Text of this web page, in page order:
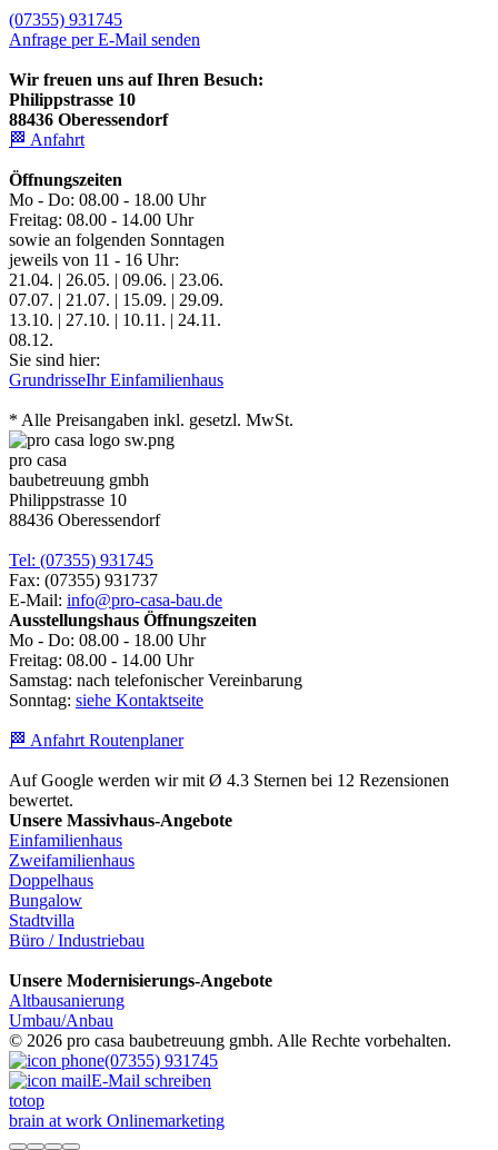
(07355) 931745
Anfrage per E-Mail senden
Wir freuen uns auf Ihren Besuch:
Philippstrasse 10
88436 Oberessendorf
🏁 Anfahrt
Öffnungszeiten
Mo - Do: 08.00 - 18.00 Uhr
Freitag: 08.00 - 14.00 Uhr
sowie an folgenden Sonntagen
jeweils von 11 - 16 Uhr:
21.04. | 26.05. | 09.06. | 23.06.
07.07. | 21.07. | 15.09. | 29.09.
13.10. | 27.10. | 10.11. | 24.11.
08.12.
Sie sind hier:
GrundrisseIhr Einfamilienhaus
* Alle Preisangaben inkl. gesetzl. MwSt.
pro casa
baubetreuung gmbh
Philippstrasse 10
88436 Oberessendorf
Tel: (07355) 931745
Fax: (07355) 931737
E-Mail: info@pro-casa-bau.de
Ausstellungshaus Öffnungszeiten
Mo - Do: 08.00 - 18.00 Uhr
Freitag: 08.00 - 14.00 Uhr
Samstag: nach telefonischer Vereinbarung
Sonntag: siehe Kontaktseite
🏁 Anfahrt Routenplaner
Auf Google werden wir mit Ø 4.3 Sternen bei 12 Rezensionen
bewertet.
Unsere Massivhaus-Angebote
Einfamilienhaus
Zweifamilienhaus
Doppelhaus
Bungalow
Stadtvilla
Büro / Industriebau
Unsere Modernisierungs-Angebote
Altbausanierung
Umbau/Anbau
© 2026 pro casa baubetreuung gmbh. Alle Rechte vorbehalten.
(07355) 931745
E-Mail schreiben
totop
brain at work Onlinemarketing